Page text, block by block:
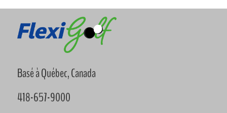
Basé à Québec, Canada
418-657-9000